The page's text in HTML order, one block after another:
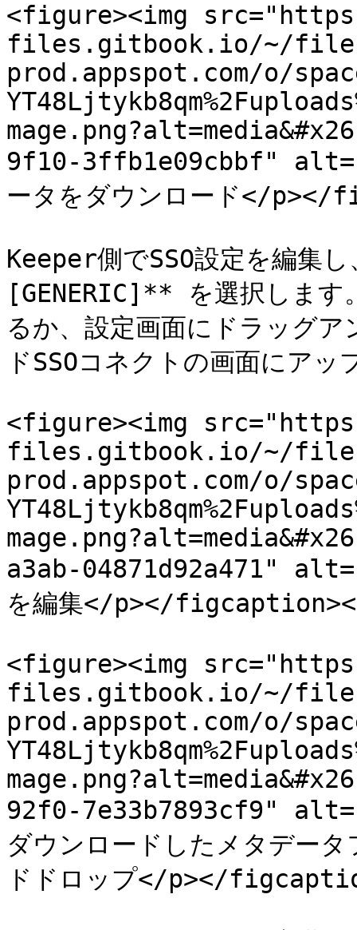
<figure><img
files.gitbook.io/~/
prod.appspot.com/o/
9f10-3ffb1e09cbbf"
ータをダウンロード</
Keeper側でSSO設定を編
[GENERIC]** を選択しま
るか、設定画面にドラッグ
ドSSOコネクトの画面にアッ
<figure><img
files.gitbook.io/~/
prod.appspot.com/o/
a3ab-04871d92a471"
を編集</p></
<figure><img
files.gitbook.io/~/
prod.appspot.com/o/
92f0-7e33b7893cf9"
ダウンロードしたメタデー
ドドロップ</p></